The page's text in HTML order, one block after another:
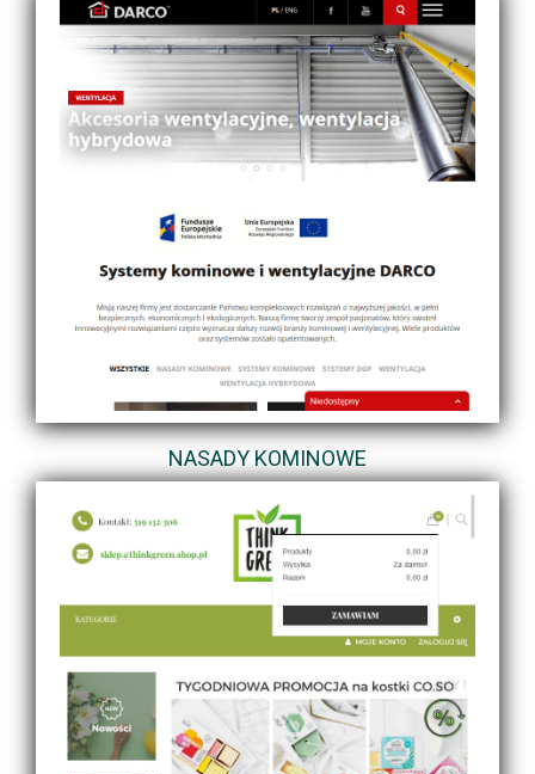
NASADY KOMINOWE